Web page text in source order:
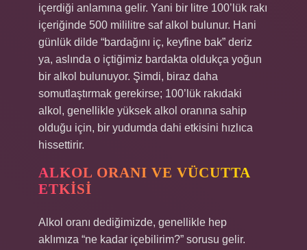
içerdiği anlamına gelir. Yani bir litre 100’lük rakı
içeriğinde 500 mililitre saf alkol bulunur. Hani
günlük dilde “bardağını iç, keyfine bak” deriz
ya, aslında o içtiğimiz bardakta oldukça yoğun
bir alkol bulunuyor. Şimdi, biraz daha
somutlaştırmak gerekirse; 100’lük rakıdaki
alkol, genellikle yüksek alkol oranına sahip
olduğu için, bir yudumda dahi etkisini hızlıca
hissettirir.
ALKOL ORANI VE VÜCUTTA
ETKISI
Alkol oranı dediğimizde, genellikle hep
aklımıza “ne kadar içebilirim?” sorusu gelir.